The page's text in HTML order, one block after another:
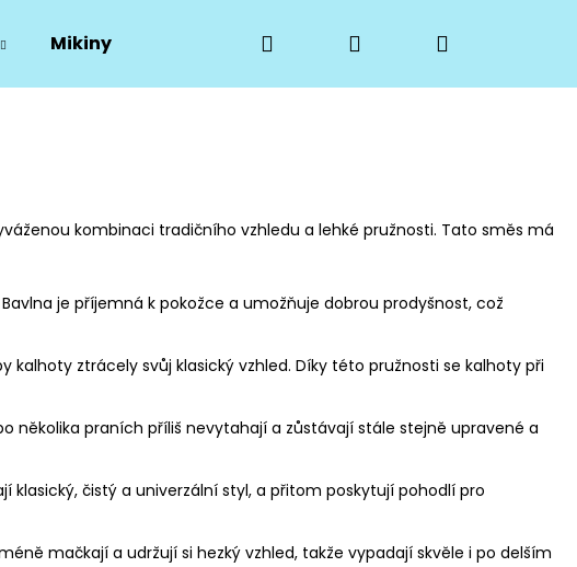
Mikiny Hodnocení obchodu Moje objednávka
Hledat PřihlášeníNákupní
kombinaci tradičního vzhledu a lehké pružnosti. Tato směs má
Bavlna je příjemná k pokožce a umožňuje dobrou prodyšnost, což
kalhoty ztrácely svůj klasický vzhled. Díky této pružnosti se kalhoty při
několika praních příliš nevytahají a zůstávají stále stejně upravené a
čistý a univerzální styl, a přitom poskytují pohodlí pro
mačkají a udržují si hezký vzhled, takže vypadají skvěle i po delším
Následující
TMAVĚ MODRÉ DŽÍNY BRAX
Kč